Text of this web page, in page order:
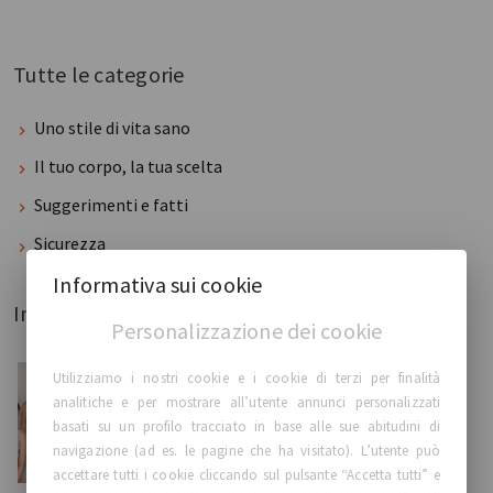
Tutte le categorie
Uno stile di vita sano
Il tuo corpo, la tua scelta
Suggerimenti e fatti
Sicurezza
Inserito di recente
Trasferimento di Grasso vs Impianti Mammari:
Qual è la Diffe...
Informativa sui cookie
Personalizzazione dei cookie
Utilizziamo i nostri cookie e i cookie di terzi per finalità
analitiche e per mostrare all’utente annunci personalizzati
basati su un profilo tracciato in base alle sue abitudini di
navigazione (ad es. le pagine che ha visitato). L’utente può
accettare tutti i cookie cliccando sul pulsante “Accetta tutti” e